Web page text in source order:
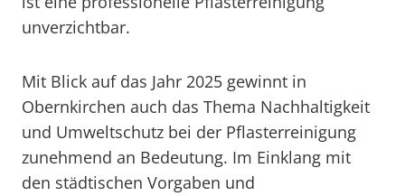
unverzichtbar.
Mit Blick auf das Jahr 2025 gewinnt in
Obernkirchen auch das Thema Nachhaltigkeit
und Umweltschutz bei der Pflasterreinigung
zunehmend an Bedeutung. Im Einklang mit
den städtischen Vorgaben und